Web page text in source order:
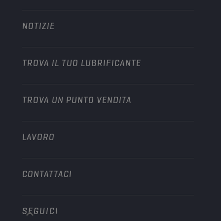
Motocicli & Veicoli fuoristrada
Industria
Motori marini
Technology
Partnership nel motorsport
Autovetture
Motocicli
Veicoli pesanti
NOTIZIE
TROVA IL TUO LUBRIFICANTE
TROVA UN PUNTO VENDITA
LAVORO
CONTATTACI
info@championlubes.com
SEGUICI